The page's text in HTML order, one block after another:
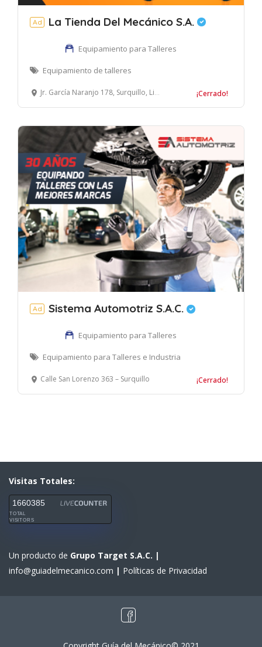
Ad La Tienda Del Mecánico S.A.
Equipamiento para Talleres
Equipamiento de talleres
Jr. García Naranjo 178, Surquillo, Lima, Perú ¡Cerrado!
Ad Sistema Automotriz S.A.C.
Equipamiento para Talleres
Equipamiento para Talleres e Industria
Calle San Lorenzo 363 – Surquillo ¡Cerrado!
Visitas Totales:
1660385
TOTAL
VISITORS
Un producto de Grupo Target S.A.C. |
info@guiadelmecanico.com | Políticas de Privacidad